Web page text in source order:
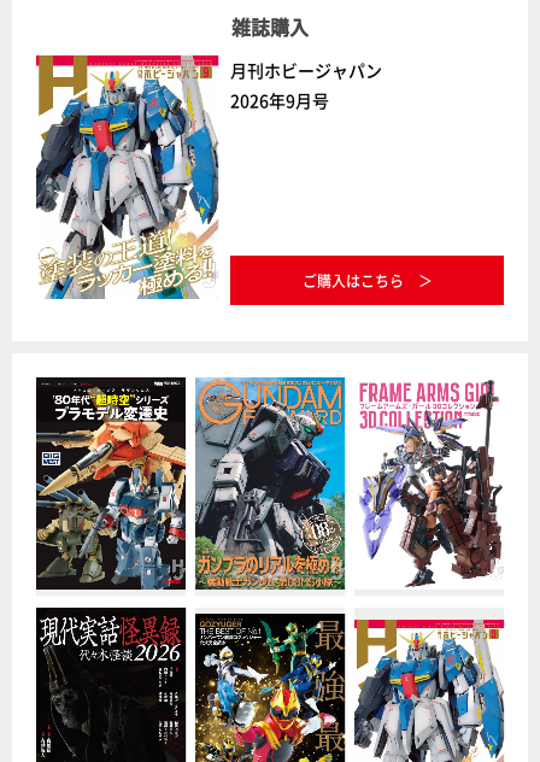
雑誌購入
月刊ホビージャパン
2026年9月号
ご購入はこちら